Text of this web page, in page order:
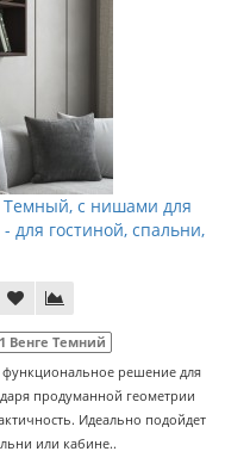
Темный, с нишами для
для гостиной, спальни,
Венге Темний
функциональное решение для
продуманной геометрии
Идеально подойдет
или кабине..